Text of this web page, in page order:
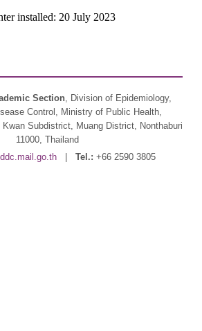
installed: 20 July 2023
Section, Division of Epidemiology,
Control, Ministry of Public Health,
Kwan Subdistrict, Muang District, Nonthaburi
11000, Thailand
| Tel.: +66 2590 3805